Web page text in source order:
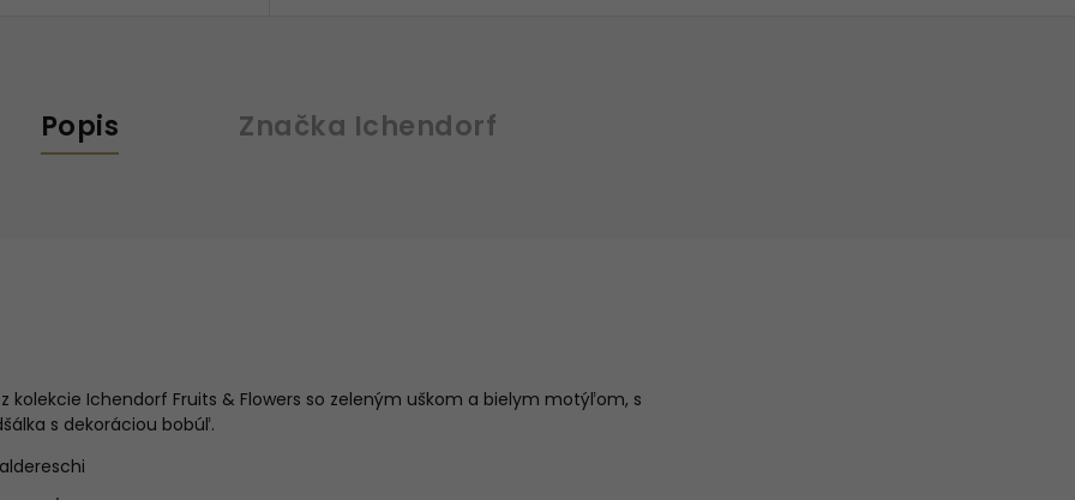
Popis Značka Ichendorf
kolekcie Ichendorf Fruits & Flowers so zeleným uškom a bielym motýľom, s
s dekoráciou bobúľ.